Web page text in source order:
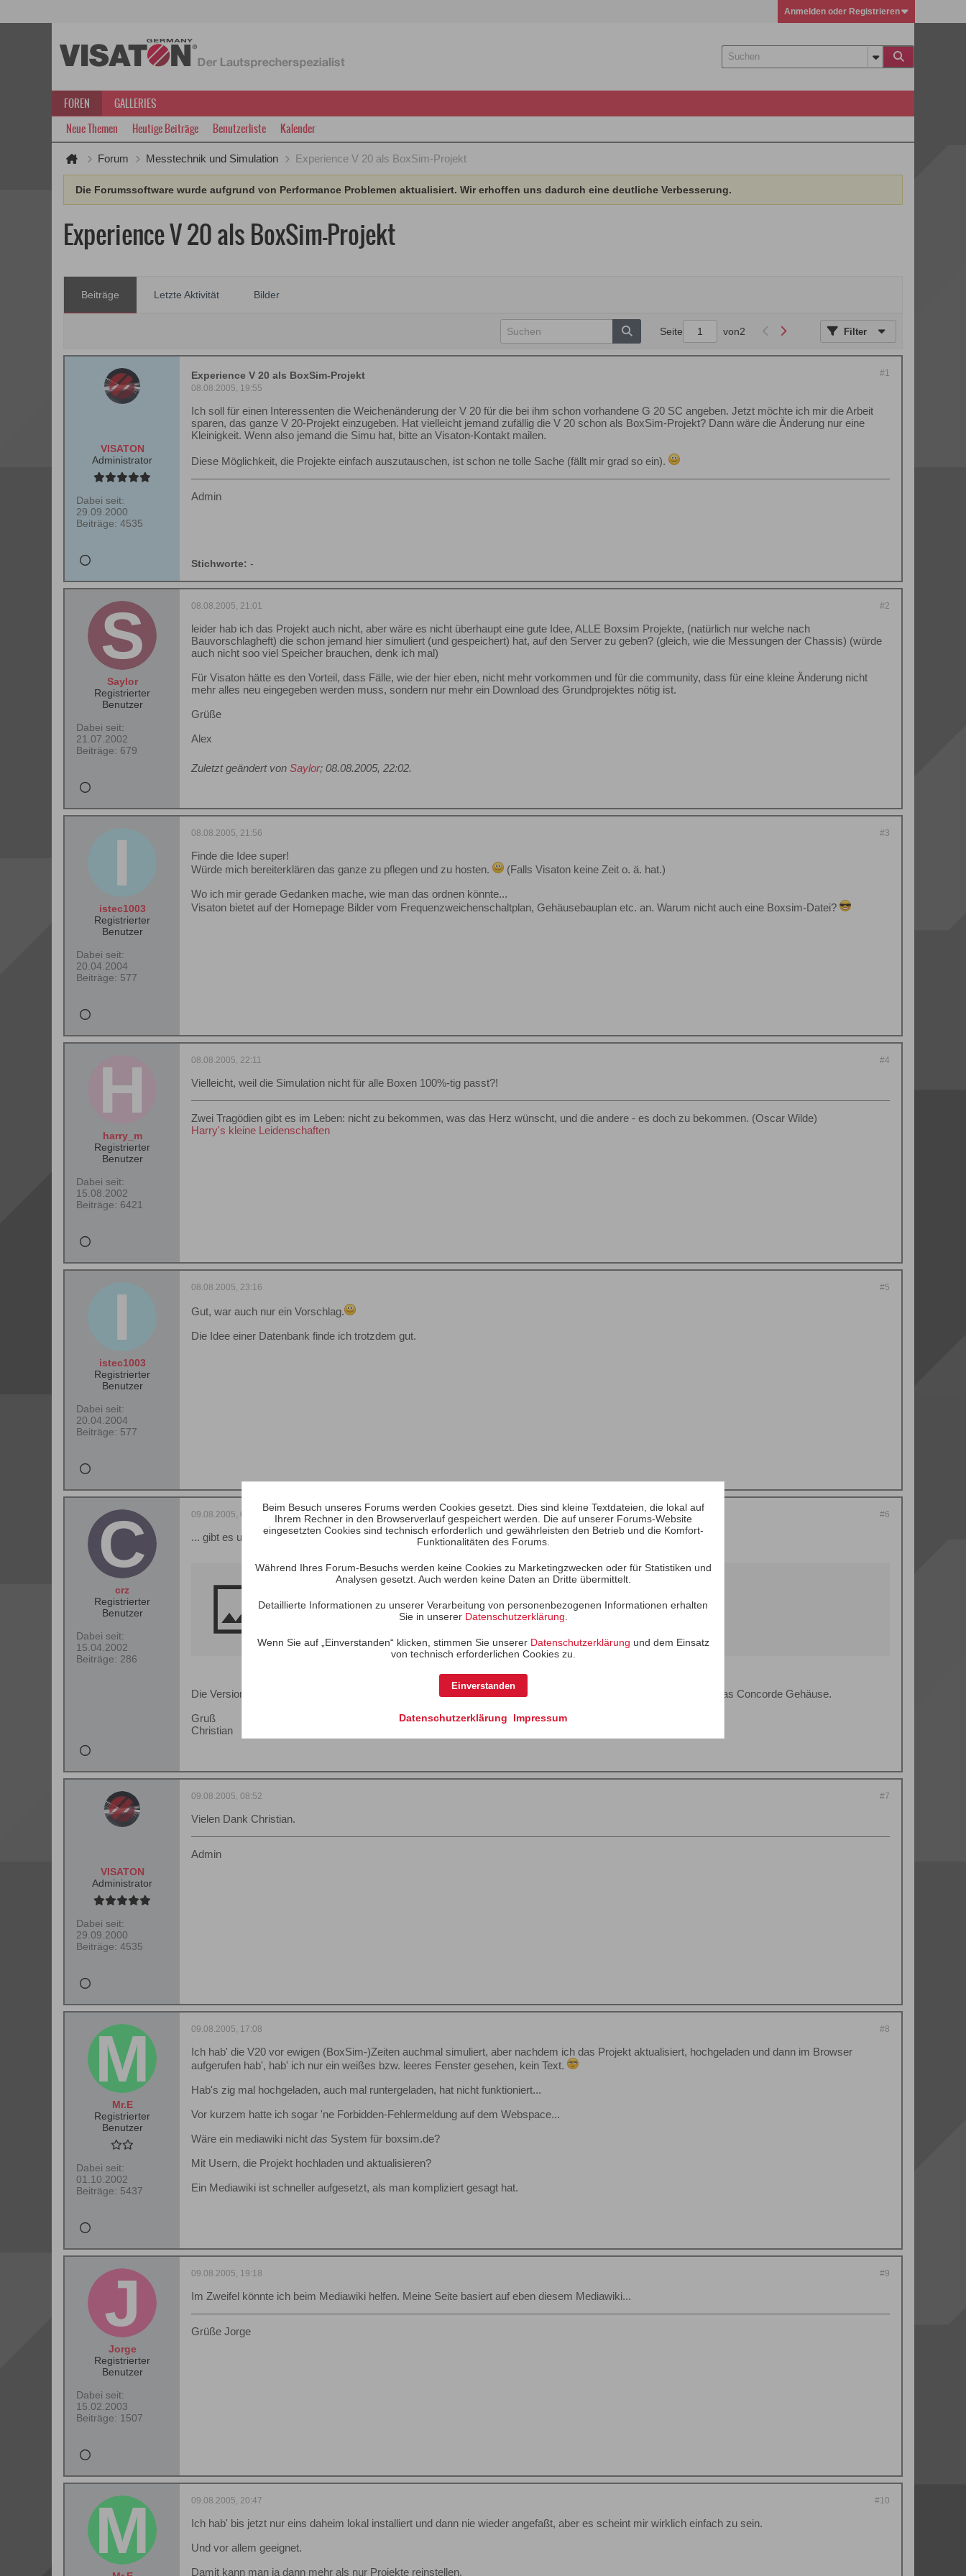
Anmelden oder Registrieren
FOREN
GALLERIES
Neue Themen
Heutige Beiträge Benutzerliste Kalender
Forum Messtechnik und Simulation Experience V 20 als BoxSim-Projekt
Die Forumssoftware wurde aufgrund von Performance Problemen aktualisiert. Wir erhoffen uns dadurch eine deutliche Verbesserung.
Experience V 20 als BoxSim-Projekt
Beiträge Letzte Aktivität Bilder
Seite von2 Filter
VISATON
Administrator
Dabei seit:
29.09.2000
Beiträge: 4535
#1
Experience V 20 als BoxSim-Projekt
08.08.2005, 19:55
Ich soll für einen Interessenten die Weichenänderung der V 20 für die bei ihm schon vorhandene G 20 SC angeben. Jetzt möchte ich mir die Arbeit
sparen, das ganze V 20-Projekt einzugeben. Hat vielleicht jemand zufällig die V 20 schon als BoxSim-Projekt? Dann wäre die Änderung nur eine
Kleinigkeit. Wenn also jemand die Simu hat, bitte an Visaton-Kontakt mailen.
Diese Möglichkeit, die Projekte einfach auszutauschen, ist schon ne tolle Sache (fällt mir grad so ein).
Admin
Stichworte: -
Saylor
Registrierter
Benutzer
Dabei seit:
21.07.2002
Beiträge: 679
#2
08.08.2005, 21:01
leider hab ich das Projekt auch nicht, aber wäre es nicht überhaupt eine gute Idee, ALLE Boxsim Projekte, (natürlich nur welche nach
Bauvorschlagheft) die schon jemand hier simuliert (und gespeichert) hat, auf den Server zu geben? (gleich, wie die Messungen der Chassis) (würde
auch nicht soo viel Speicher brauchen, denk ich mal)
Für Visaton hätte es den Vorteil, dass Fälle, wie der hier eben, nicht mehr vorkommen und für die community, dass für eine kleine Änderung nicht
mehr alles neu eingegeben werden muss, sondern nur mehr ein Download des Grundprojektes nötig ist.
Grüße
Alex
Zuletzt geändert von Saylor; 08.08.2005, 22:02.
istec1003
Registrierter
Benutzer
Dabei seit:
20.04.2004
Beiträge: 577
#3
08.08.2005, 21:56
Finde die Idee super!
Würde mich bereiterklären das ganze zu pflegen und zu hosten.
(Falls Visaton keine Zeit o. ä. hat.)
Wo ich mir gerade Gedanken mache, wie man das ordnen könnte...
Visaton bietet auf der Homepage Bilder vom Frequenzweichenschaltplan, Gehäusebauplan etc. an. Warum nicht auch eine Boxsim-Datei?
harry_m
Registrierter
Benutzer
Dabei seit:
15.08.2002
Beiträge: 6421
#4
08.08.2005, 22:11
Vielleicht, weil die Simulation nicht für alle Boxen 100%-tig passt?!
Zwei Tragödien gibt es im Leben: nicht zu bekommen, was das Herz wünscht, und die andere - es doch zu bekommen. (Oscar Wilde)
Harry's kleine Leidenschaften
istec1003
Registrierter
Benutzer
Dabei seit:
20.04.2004
Beiträge: 577
#5
08.08.2005, 23:16
Gut, war auch nur ein Vorschlag.
Die Idee einer Datenbank finde ich trotzdem gut.
crz
Registrierter
Benutzer
Dabei seit:
15.04.2002
Beiträge: 286
#6
09.08.2005, 06:44
... gibt es unter:
http://mitglied.lycos.de/crenwanz/boxsim/
Die Version der Experience V20 Mk II heißt bei mir "Concorde light". Achtung: Beide Boxsim Dateien verwenden das Concorde Gehäuse.
Gruß
Christian
VISATON
Administrator
Dabei seit:
29.09.2000
Beiträge: 4535
#7
09.08.2005, 08:52
Vielen Dank Christian.
Admin
Mr.E
Registrierter
Benutzer
Dabei seit:
01.10.2002
Beiträge: 5437
#8
09.08.2005, 17:08
Ich hab' die V20 vor ewigen (BoxSim-)Zeiten auchmal simuliert, aber nachdem ich das Projekt aktualisiert, hochgeladen und dann im Browser
aufgerufen hab', hab' ich nur ein weißes bzw. leeres Fenster gesehen, kein Text.
Hab's zig mal hochgeladen, auch mal runtergeladen, hat nicht funktioniert...
Vor kurzem hatte ich sogar 'ne Forbidden-Fehlermeldung auf dem Webspace...
Wäre ein mediawiki nicht das System für boxsim.de?
Mit Usern, die Projekt hochladen und aktualisieren?
Ein Mediawiki ist schneller aufgesetzt, als man kompliziert gesagt hat.
Jorge
Registrierter
Benutzer
Dabei seit:
15.02.2003
Beiträge: 1507
#9
09.08.2005, 19:18
Im Zweifel könnte ich beim Mediawiki helfen. Meine Seite basiert auf eben diesem Mediawiki...
Grüße Jorge
#10
09.08.2005, 20:47
Ich hab' bis jetzt nur eins daheim lokal installiert und dann nie wieder angefaßt, aber es scheint mir wirklich einfach zu sein.
Und vor allem geeignet.
Damit kann man ja dann mehr als nur Projekte reinstellen.
Beim Besuch unseres Forums werden Cookies gesetzt. Dies sind kleine Textdateien, die lokal auf
Ihrem Rechner in den Browserverlauf gespeichert werden. Die auf unserer Forums-Website
eingesetzten Cookies sind technisch erforderlich und gewährleisten den Betrieb und die Komfort-
Funktionalitäten des Forums.
Während Ihres Forum-Besuchs werden keine Cookies zu Marketingzwecken oder für Statistiken und
Analysen gesetzt. Auch werden keine Daten an Dritte übermittelt.
Detaillierte Informationen zu unserer Verarbeitung von personenbezogenen Informationen erhalten
Sie in unserer Datenschutzerklärung
Wenn Sie auf „Einverstanden“ klicken, stimmen Sie unserer Datenschutzerklärung und dem Einsatz
von technisch erforderlichen Cookies zu.
Datenschutzerklärung Impressum
Einverstanden